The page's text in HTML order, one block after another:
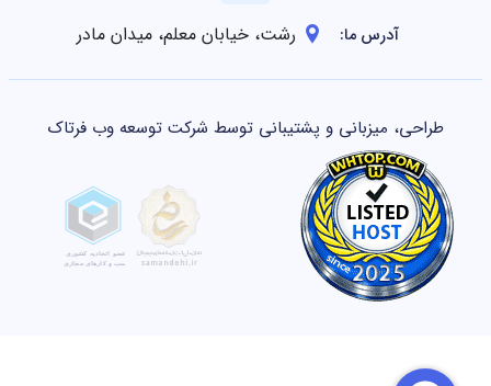
آدرس ما: رشت، خیابان معلم، میدان مادر
طراحی، میزبانی و پشتیبانی توسط شرکت توسعه وب فرتاک